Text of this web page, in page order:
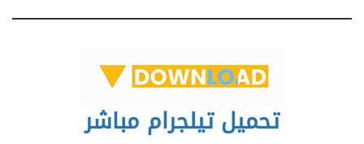
تحميل تيلجرام مباشر